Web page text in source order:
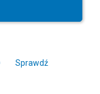
Sprawdź